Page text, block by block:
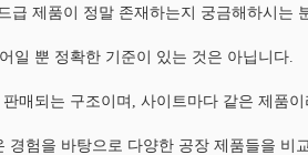
제품이 정말 존재하는지 궁금해하시는
일 뿐 정확한 기준이 있는 것은 아닙니다.
매되는 구조이며, 사이트마다 같은 제품
험을 바탕으로 다양한 공장 제품들을